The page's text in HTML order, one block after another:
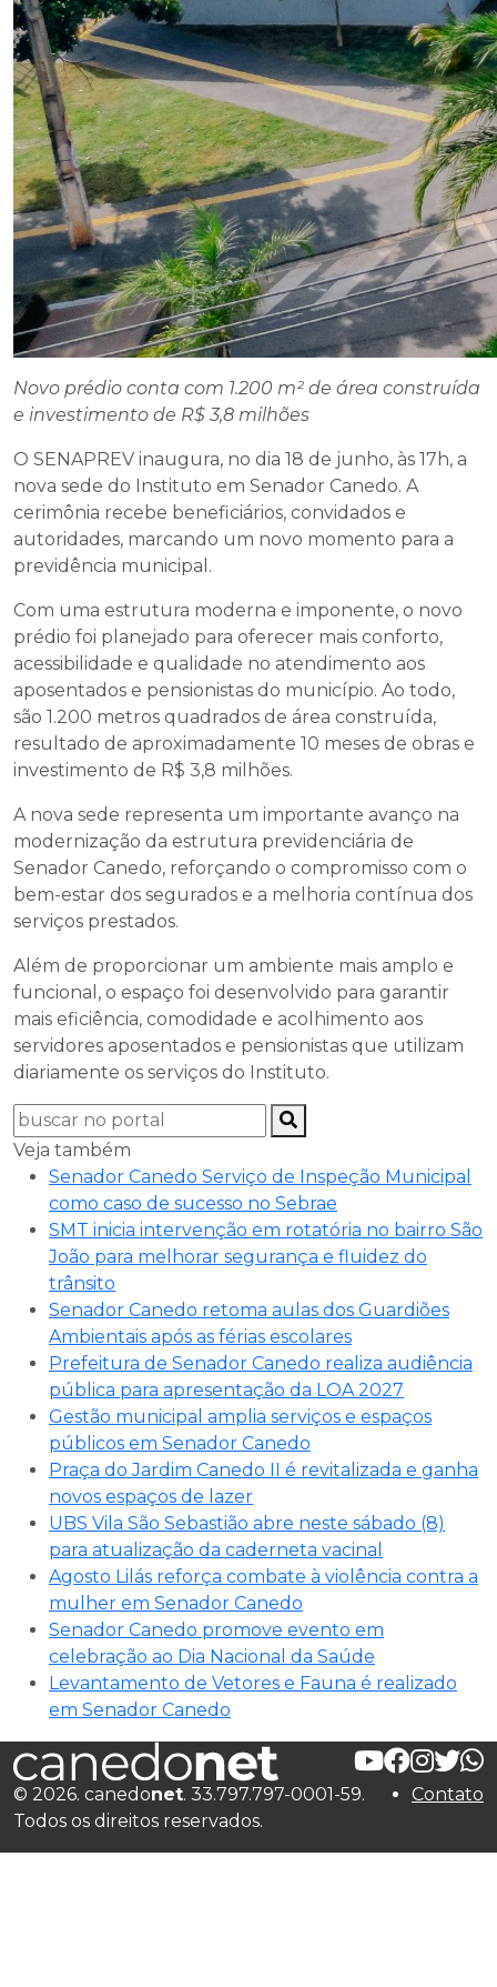
Novo prédio conta com 1.200 m² de área construída
e investimento de R$ 3,8 milhões
O SENAPREV inaugura, no dia 18 de junho, às 17h, a
nova sede do Instituto em Senador Canedo. A
cerimônia recebe beneficiários, convidados e
autoridades, marcando um novo momento para a
previdência municipal.
Com uma estrutura moderna e imponente, o novo
prédio foi planejado para oferecer mais conforto,
acessibilidade e qualidade no atendimento aos
aposentados e pensionistas do município. Ao todo,
são 1.200 metros quadrados de área construída,
resultado de aproximadamente 10 meses de obras e
investimento de R$ 3,8 milhões.
A nova sede representa um importante avanço na
modernização da estrutura previdenciária de
Senador Canedo, reforçando o compromisso com o
bem-estar dos segurados e a melhoria contínua dos
serviços prestados.
Além de proporcionar um ambiente mais amplo e
funcional, o espaço foi desenvolvido para garantir
mais eficiência, comodidade e acolhimento aos
servidores aposentados e pensionistas que utilizam
diariamente os serviços do Instituto.
Veja também
Senador Canedo Serviço de Inspeção Municipal
como caso de sucesso no Sebrae
SMT inicia intervenção em rotatória no bairro São
João para melhorar segurança e fluidez do
trânsito
Senador Canedo retoma aulas dos Guardiões
Ambientais após as férias escolares
Prefeitura de Senador Canedo realiza audiência
pública para apresentação da LOA 2027
Gestão municipal amplia serviços e espaços
públicos em Senador Canedo
Praça do Jardim Canedo II é revitalizada e ganha
novos espaços de lazer
UBS Vila São Sebastião abre neste sábado (8)
para atualização da caderneta vacinal
Agosto Lilás reforça combate à violência contra a
mulher em Senador Canedo
Senador Canedo promove evento em
celebração ao Dia Nacional da Saúde
Levantamento de Vetores e Fauna é realizado
em Senador Canedo
© 2026. canedonet. 33.797.797-0001-59.
Todos os direitos reservados.
Contato